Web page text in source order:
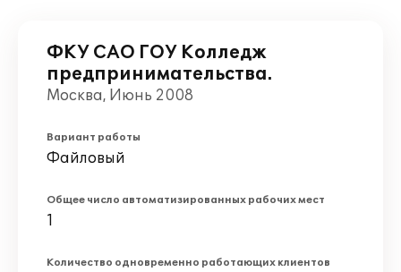
ФКУ САО ГОУ Колледж
предпринимательства.
Москва, Июнь 2008
Вариант работы
Файловый
Общее число автоматизированных рабочих мест
1
Количество одновременно работающих клиентов